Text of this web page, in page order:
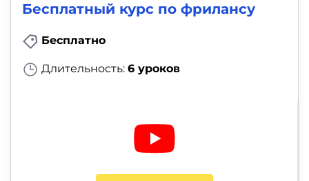
Бесплатный курс по фрилансу
Бесплатно
Длительность: 6 уроков